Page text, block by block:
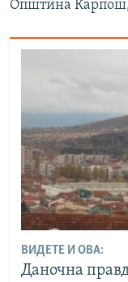
Општина Карпош,
ВИДЕТЕ И ОВА:
Даночна